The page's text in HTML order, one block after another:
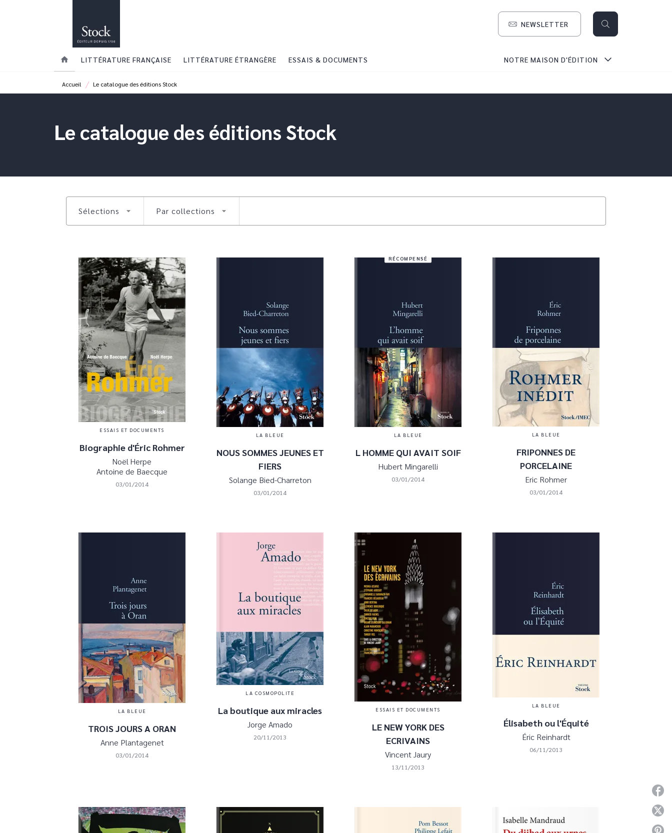
NEWSLETTER
home LITTÉRATURE FRANÇAISE LITTÉRATURE ÉTRANGÈRE ESSAIS & DOCUMENTS NOTRE MAISON D'ÉDITION
Accueil / Le catalogue des éditions Stock
Le catalogue des éditions Stock
Sélections arrow_drop_down Par collections arrow_drop_down
ESSAIS ET DOCUMENTS
Biographie d'Éric Rohmer
Noël Herpe
Antoine de Baecque
03/01/2014
LA BLEUE
NOUS SOMMES JEUNES ET
FIERS
Solange Bied-Charreton
03/01/2014
RÉCOMPENSÉ
LA BLEUE
L HOMME QUI AVAIT SOIF
Hubert Mingarelli
03/01/2014
LA BLEUE
FRIPONNES DE
PORCELAINE
Eric Rohmer
03/01/2014
LA BLEUE
TROIS JOURS A ORAN
Anne Plantagenet
03/01/2014
LA COSMOPOLITE
La boutique aux miracles
Jorge Amado
20/11/2013
ESSAIS ET DOCUMENTS
LE NEW YORK DES
ECRIVAINS
Vincent Jaury
13/11/2013
LA BLEUE
Élisabeth ou l'Équité
Éric Reinhardt
06/11/2013